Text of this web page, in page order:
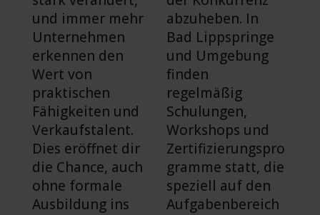
und immer mehr
Unternehmen
erkennen den
Wert von
praktischen
Fähigkeiten und
Verkaufstalent.
Dies eröffnet dir
die Chance, auch
ohne formale
Ausbildung ins
abzuheben. In
Bad Lippspringe
und Umgebung
finden
regelmäßig
Schulungen,
Workshops und
Zertifizierungspro
gramme statt, die
speziell auf den
Aufgabenbereich